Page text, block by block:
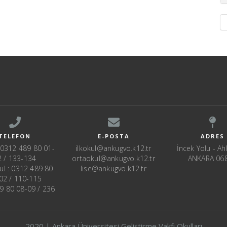
489 80 01-
/ 133-134
: 0312 489 80
/ 110-115
80 08-09 / 236
E-POSTA
ilkokul@ankugvo.k12.tr
ortaokul@ankugvo.k12.tr
lise@ankugvo.k12.tr
ADRES
İncek Yolu -
ANKARA